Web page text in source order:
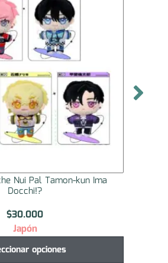
Nui Pal Tamon-kun Ima
Docchi!?
$30.000
Japón
opciones